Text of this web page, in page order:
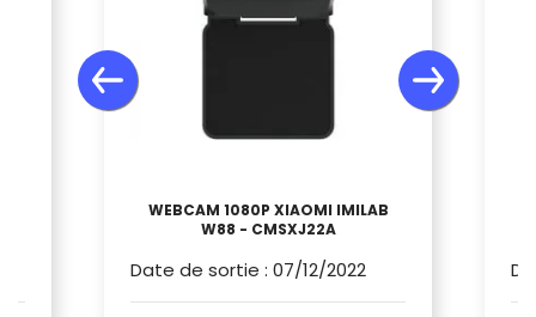
WEBCAM 1080P XIAOMI IMILAB
W88 - CMSXJ22A
Date de sortie : 07/12/2022